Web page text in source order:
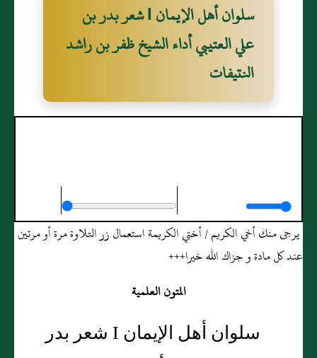
سلوان أهل الإيمان I شعر بدر بن
علي العتيبي أداء الشيخ ظفر بن راشد
النتيفات
يرجى منك أخي الكريم / أختي الكريمة استعمال زر التلاوة مرة أو مرتين
عند كل مادة و جزاك الله خيرا+++
المتون العلمية
سلوان أهل الإيمان I شعر بدر